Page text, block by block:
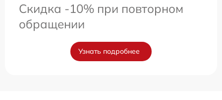
Скидка -10% при повторном
обращении
Узнать подробнее